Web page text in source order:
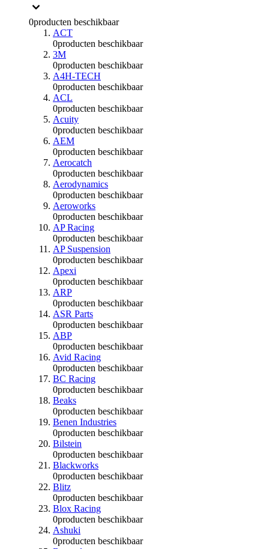
0producten beschikbaar
ACT
0producten beschikbaar
3M
0producten beschikbaar
A4H-TECH
0producten beschikbaar
ACL
0producten beschikbaar
Acuity
0producten beschikbaar
AEM
0producten beschikbaar
Aerocatch
0producten beschikbaar
Aerodynamics
0producten beschikbaar
Aeroworks
0producten beschikbaar
AP Racing
0producten beschikbaar
AP Suspension
0producten beschikbaar
Apexi
0producten beschikbaar
ARP
0producten beschikbaar
ASR Parts
0producten beschikbaar
ABP
0producten beschikbaar
Avid Racing
0producten beschikbaar
BC Racing
0producten beschikbaar
Beaks
0producten beschikbaar
Benen Industries
0producten beschikbaar
Bilstein
0producten beschikbaar
Blackworks
0producten beschikbaar
Blitz
0producten beschikbaar
Blox Racing
0producten beschikbaar
Ashuki
0producten beschikbaar